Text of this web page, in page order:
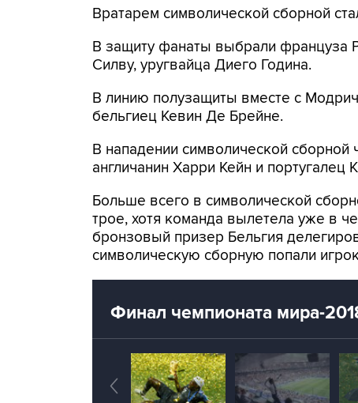
Вратарем символической сборной
В защиту фанаты выбрали француза
Силву, уругвайца Диего Година.
В линию полузащиты вместе с
бельгиец Кевин Де Брейне.
В нападении символической
англичанин Харри Кейн и португалец
Больше всего в символической
трое, хотя команда вылетела уже в
бронзовый призер Бельгия
символическую сборную попали
Финал чемпионата мира-